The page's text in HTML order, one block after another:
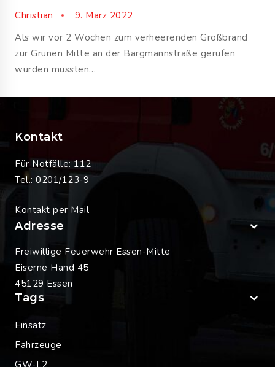
Christian
9. März 2022
Als wir vor 2 Wochen zum verheerenden Großbrand
zur Grünen Mitte an der Bargmannstraße gerufen
wurden mussten…
Kontakt
Für Notfälle: 112
Tel.: 0201/123-9
Kontakt per Mail
Adresse
Freiwillige Feuerwehr Essen-Mitte
Eiserne Hand 45
45129 Essen
Tags
Einsatz
Fahrzeuge
GW-L2